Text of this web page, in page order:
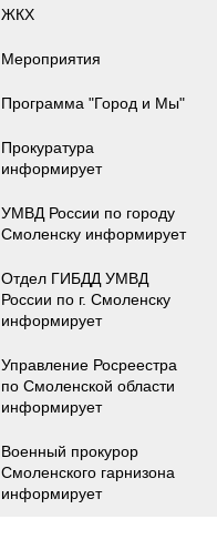
ЖКХ
Мероприятия
Программа "Город и Мы"
Прокуратура
информирует
УМВД России по городу
Смоленску информирует
Отдел ГИБДД УМВД
России по г. Смоленску
информирует
Управление Росреестра
по Смоленской области
информирует
Военный прокурор
Смоленского гарнизона
информирует